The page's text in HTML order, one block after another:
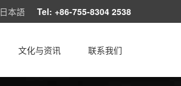
日本語 Tel: +86-755-8304 2538
文化与资讯 联系我们